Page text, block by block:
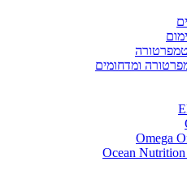
ומדחומים